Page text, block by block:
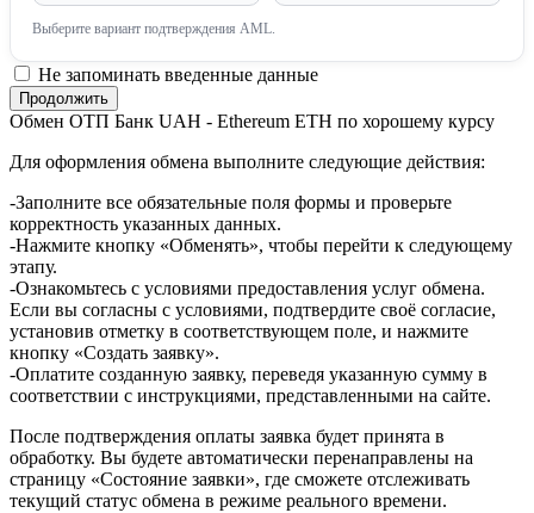
Выберите вариант подтверждения AML.
Не запоминать введенные данные
Обмен ОТП Банк UAH - Ethereum ETH по хорошему курсу
Для оформления обмена выполните следующие действия:
-Заполните все обязательные поля формы и проверьте
корректность указанных данных.
-Нажмите кнопку «Обменять», чтобы перейти к следующему
этапу.
-Ознакомьтесь с условиями предоставления услуг обмена.
Если вы согласны с условиями, подтвердите своё согласие,
установив отметку в соответствующем поле, и нажмите
кнопку «Создать заявку».
-Оплатите созданную заявку, переведя указанную сумму в
соответствии с инструкциями, представленными на сайте.
После подтверждения оплаты заявка будет принята в
обработку. Вы будете автоматически перенаправлены на
страницу «Состояние заявки», где сможете отслеживать
текущий статус обмена в режиме реального времени.